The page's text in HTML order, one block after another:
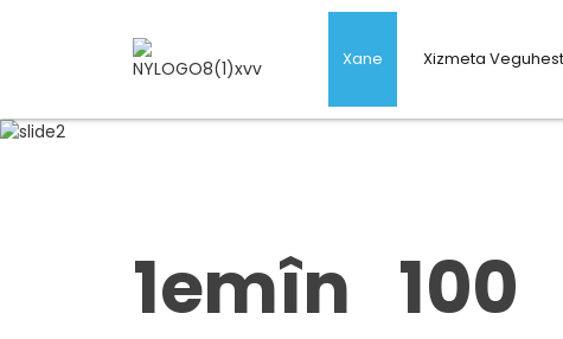
Xane Xizmeta
bo cîhanê peyda
1emîn 100